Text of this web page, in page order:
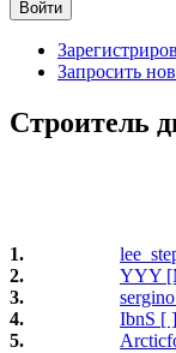
Запросить
Строитель
1.
2.
YYY
3.
4.
IbnS [ ]
5.